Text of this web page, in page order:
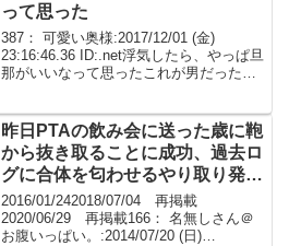
って思った
387： 可愛い奥様:2017/12/01 (金)
23:16:46.36 ID:.net浮気したら、やっぱ旦
那がいいなって思ったこれが男だった
女の思考なんだろうか
昨日PTAの飲み会に送った歳に鞄
から抜き取ることに成功、過去ロ
グに合体を匂わせるやり取り発見
【長編】
2016/01/242018/07/04 再掲載
2020/06/29 再掲載166： 名無しさん＠
お腹いっぱい。:2014/07/20 (日)